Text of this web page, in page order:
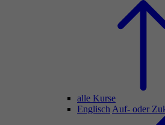
alle Kurse
Englisch Auf- oder